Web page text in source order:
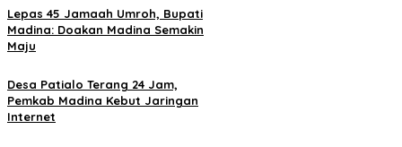
Lepas 45 Jamaah Umroh, Bupati
Madina: Doakan Madina Semakin
Maju
Desa Patialo Terang 24 Jam,
Pemkab Madina Kebut Jaringan
Internet